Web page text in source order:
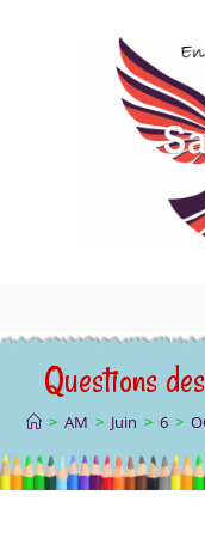
Questions
> AM > Juin > 6 >